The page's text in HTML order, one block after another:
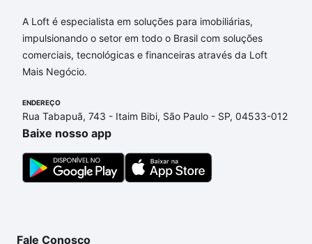
Cura D'Ars, Campinas, SP que custam a partir de R$
0 e com nossas opções de financiamento imobiliário
as parcelas podem se adequar ao seu orçamento.
Se ainda tem alguma dúvida dos custos envolvidos
quanto custa comprar um apartamento
a gente para comprar o imóvel dos seus sonhos
com segurança e conforto. Loft, com você até as
chaves.
A Loft é especialista em soluções para imobiliárias,
impulsionando o setor em todo o Brasil com soluções
comerciais, tecnológicas e financeiras através da Loft
Mais Negócio.
ENDEREÇO
Rua Tabapuã, 743 - Itaim Bibi, São Paulo - SP, 04533-012
Baixe nosso app
Fale Conosco